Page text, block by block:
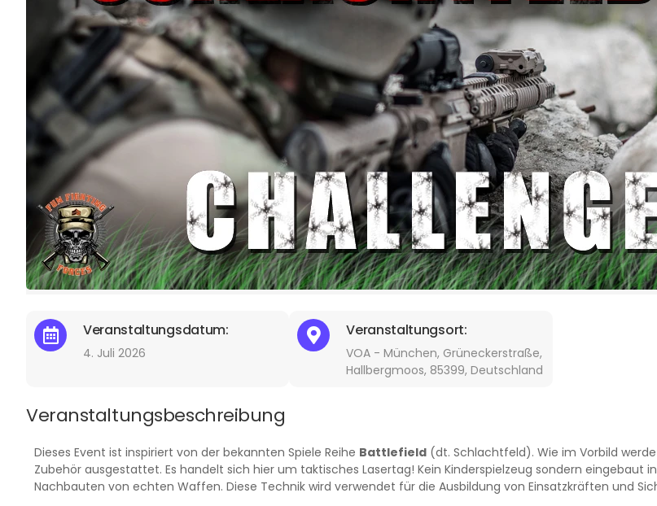
Veranstaltungsdatum:
4. Juli 2026
Veranstaltungsort:
VOA - München, Grüneckerstraße,
Hallbergmoos, 85399, Deutschland
Veranstaltungsbeschreibung
Dieses Event ist inspiriert von der bekannten Spiele Reihe Battlefield (dt. Schlachtfeld). Wie im Vorbild
Zubehör ausgestattet. Es handelt sich hier um taktisches Lasertag! Kein Kinderspielzeug sondern eingebaut
Nachbauten von echten Waffen. Diese Technik wird verwendet für die Ausbildung von Einsatzkräften und